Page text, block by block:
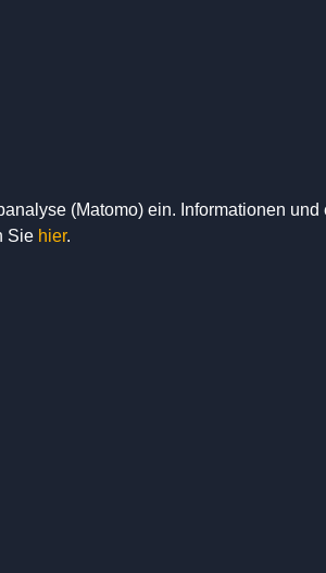
(Matomo) ein. Informationen und
Sie hier.